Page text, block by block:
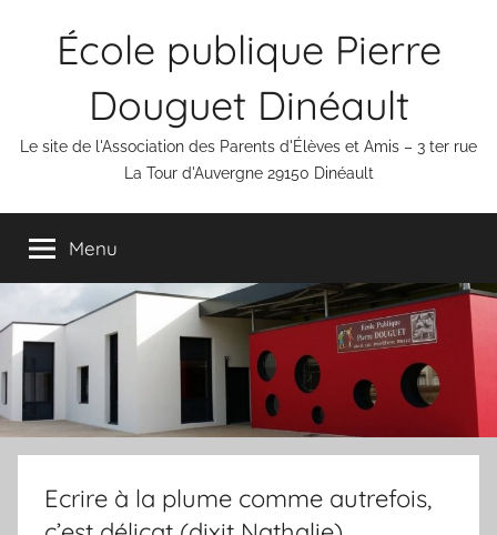
École publique Pierre
Douguet Dinéault
Le site de l'Association des Parents d'Élèves et Amis – 3 ter rue
La Tour d'Auvergne 29150 Dinéault
Menu
Ecrire à la plume comme autrefois,